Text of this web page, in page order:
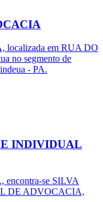
em RUA DO
no segmento de
- PA.
INDIVIDUAL
encontra-se SILVA
DE ADVOCACIA,